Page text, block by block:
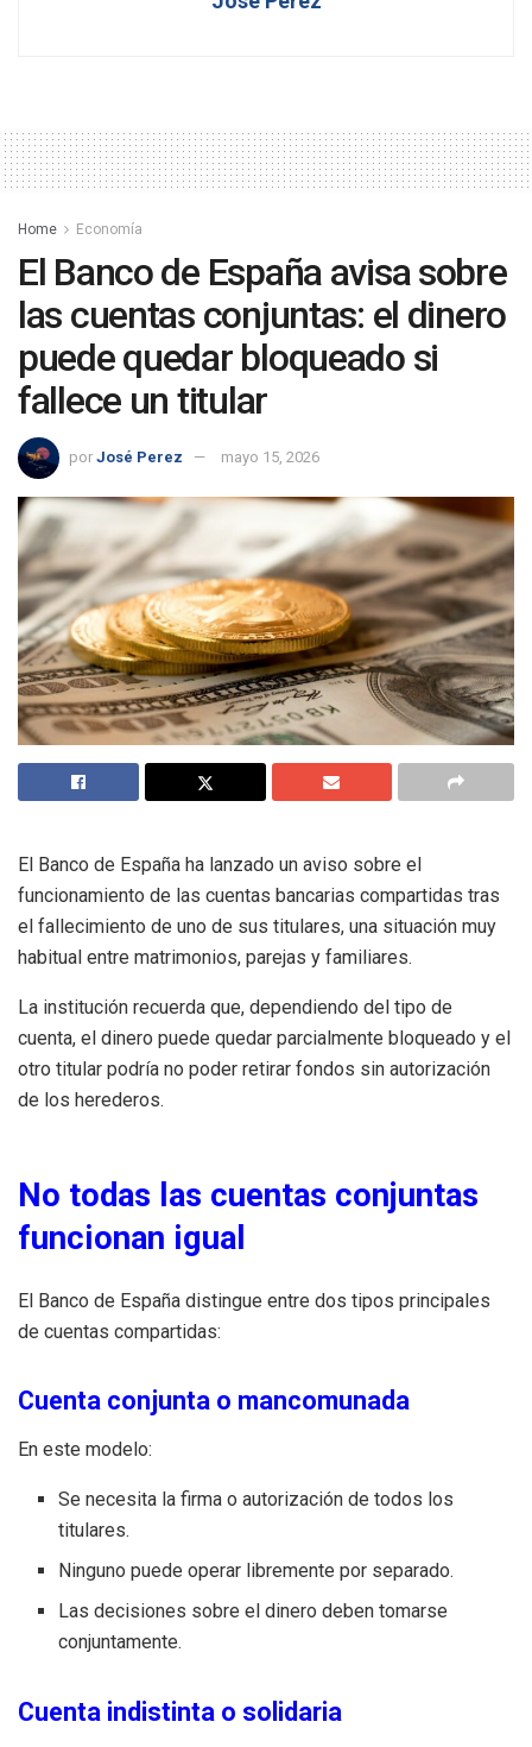
Home Economía
El Banco de España avisa sobre
las cuentas conjuntas: el dinero
puede quedar bloqueado si
fallece un titular
por José Perez mayo 15, 2026
El Banco de España ha lanzado un aviso sobre el
funcionamiento de las cuentas bancarias compartidas tras
el fallecimiento de uno de sus titulares, una situación muy
habitual entre matrimonios, parejas y familiares.
La institución recuerda que, dependiendo del tipo de
cuenta, el dinero puede quedar parcialmente bloqueado y el
otro titular podría no poder retirar fondos sin autorización
de los herederos.
No todas las cuentas conjuntas
funcionan igual
El Banco de España distingue entre dos tipos principales
de cuentas compartidas:
Cuenta conjunta o mancomunada
En este modelo:
Se necesita la firma o autorización de todos los
titulares.
Ninguno puede operar libremente por separado.
Las decisiones sobre el dinero deben tomarse
conjuntamente.
Cuenta indistinta o solidaria